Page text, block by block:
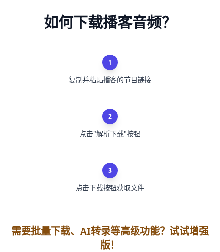
如何下载播客音频？
1
复制并粘贴播客的节目链接
2
点击"解析下载"按钮
3
点击下载按钮获取文件
需要批量下载、AI转录等高级功能？试试增强
版！